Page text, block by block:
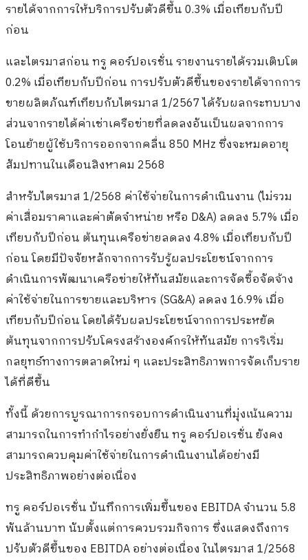
รายได้จากการให้บริการปรับตัวดีขึ้น 0.3% เมื่อเทียบกับปี
ก่อน
และไตรมาสก่อน ทรู คอร์ปอเรชั่น รายงานรายได้รวมเติบโต
0.2% เมื่อเทียบกับปีก่อน การปรับตัวดีขึ้นของรายได้จากการ
ขายผลิตภัณฑ์เทียบกับไตรมาส 1/2567 ได้รับผลกระทบบาง
ส่วนจากรายได้ค่าเช่าเครือข่ายที่ลดลงอันเป็นผลจากการ
โอนย้ายผู้ใช้บริการออกจากคลื่น 850 MHz ซึ่งจะหมดอายุ
สัมปทานในเดือนสิงหาคม 2568
สำหรับไตรมาส 1/2568 ค่าใช้จ่ายในการดำเนินงาน (ไม่รวม
ค่าเสื่อมราคาและค่าตัดจำหน่าย หรือ D&A) ลดลง 5.7% เมื่อ
เทียบกับปีก่อน ต้นทุนเครือข่ายลดลง 4.8% เมื่อเทียบกับปี
ก่อน โดยมีปัจจัยหลักจากการรับรู้ผลประโยชน์จากการ
ดำเนินการพัฒนาเครือข่ายให้ทันสมัยและการจัดซื้อจัดจ้าง
ค่าใช้จ่ายในการขายและบริหาร (SG&A) ลดลง 16.9% เมื่อ
เทียบกับปีก่อน โดยได้รับผลประโยชน์จากการประหยัด
ต้นทุนจากการปรับโครงสร้างองค์กรให้ทันสมัย การริเริ่ม
กลยุทธ์ทางการตลาดใหม่ ๆ และประสิทธิภาพการจัดเก็บราย
ได้ที่ดีขึ้น
ทั้งนี้ ด้วยการบูรณาการกรอบการดำเนินงานที่มุ่งเน้นความ
สามารถในการทำกำไรอย่างยั่งยืน ทรู คอร์ปอเรชั่น ยังคง
สามารถควบคุมค่าใช้จ่ายในการดำเนินงานได้อย่างมี
ประสิทธิภาพอย่างต่อเนื่อง
ทรู คอร์ปอเรชั่น บันทึกการเพิ่มขึ้นของ EBITDA จำนวน 5.8
พันล้านบาท นับตั้งแต่การควบรวมกิจการ ซึ่งแสดงถึงการ
ปรับตัวดีขึ้นของ EBITDA อย่างต่อเนื่อง ในไตรมาส 1/2568